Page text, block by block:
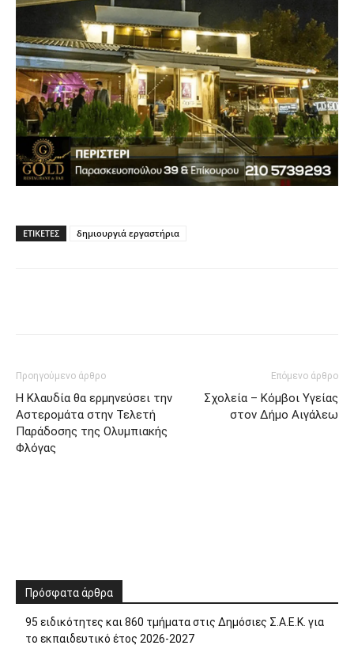
ΕΤΙΚΈΤΕΣ δημιουργιά εργαστήρια
Προηγούμενο άρθρο
Η Κλαυδία θα ερμηνεύσει την
Αστερομάτα στην Τελετή
Παράδοσης της Ολυμπιακής
Φλόγας
Επόμενο άρθρο
Σχολεία – Κόμβοι Υγείας
στον Δήμο Αιγάλεω
Πρόσφατα άρθρα
95 ειδικότητες και 860 τμήματα στις Δημόσιες Σ.Α.Ε.Κ. για
το εκπαιδευτικό έτος 2026-2027